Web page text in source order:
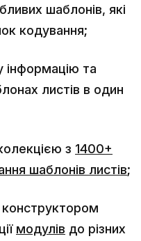
шаблонів, які
кодування;
інформацію та
листів в один
з 1400+
шаблонів листів;
модулів до різних